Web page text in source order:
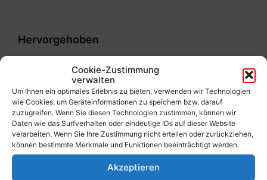
Cookie-Zustimmung
verwalten
Um Ihnen ein optimales Erlebnis zu bieten, verwenden wir Technologien
wie Cookies, um Geräteinformationen zu speichern bzw. darauf
zuzugreifen. Wenn Sie diesen Technologien zustimmen, können wir
Daten wie das Surfverhalten oder eindeutige IDs auf dieser Website
verarbeiten. Wenn Sie Ihre Zustimmung nicht erteilen oder zurückziehen,
können bestimmte Merkmale und Funktionen beeinträchtigt werden.
Akzeptieren
Hervorgehoben
Keine Einträge gefunden
Services
Ansuchen gem. § 7 (bewilligungsfrei)